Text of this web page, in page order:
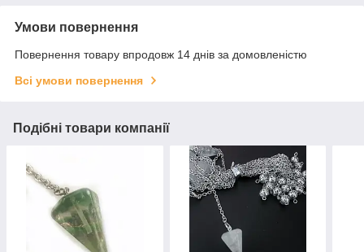
Умови повернення
Повернення товару впродовж 14 днів за домовленістю
Всі умови повернення
Подібні товари компанії